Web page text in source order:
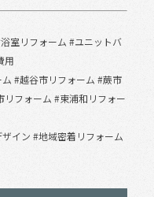
室リフォーム #ユニットバ
用
#越谷市リフォーム #蕨市
リフォーム #東浦和リフォー
イン #地域密着リフォーム